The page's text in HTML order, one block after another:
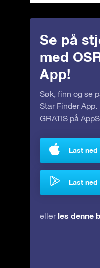
Se på
med
App!
Søk, finn og se
Star Finder
GRATIS på
Last
Last ned
eller les denne